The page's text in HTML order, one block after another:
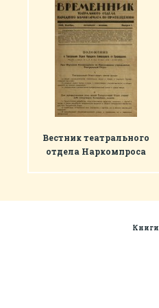
Вестник театрального
отдела Наркомпроса
Книги